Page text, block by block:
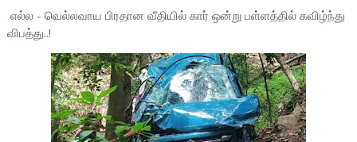
எல்ல - வெல்லவாய பிரதான வீதியில் கார் ஒன்று பள்ளத்தில் கவிழ்ந்து
விபத்து..!